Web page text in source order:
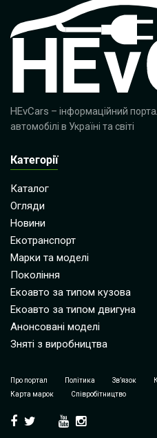
HEvCars – інформаційний
автомобілі в Україні та світі
Категорії
Каталог
Огляди
Новини
Екотранспорт
Марки та моделі
Покоління
Екоавто за типом кузова
Екоавто за типом двигуна
Анонсовані моделі
Зняті з виробництва
Про портал Політика Зв’язок
Карта марок
Співробітництво